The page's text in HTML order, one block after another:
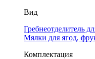
Вид
Гребнеотделитель
Мялки для ягод,
Комплектация